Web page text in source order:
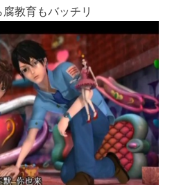
教育もバッチリ